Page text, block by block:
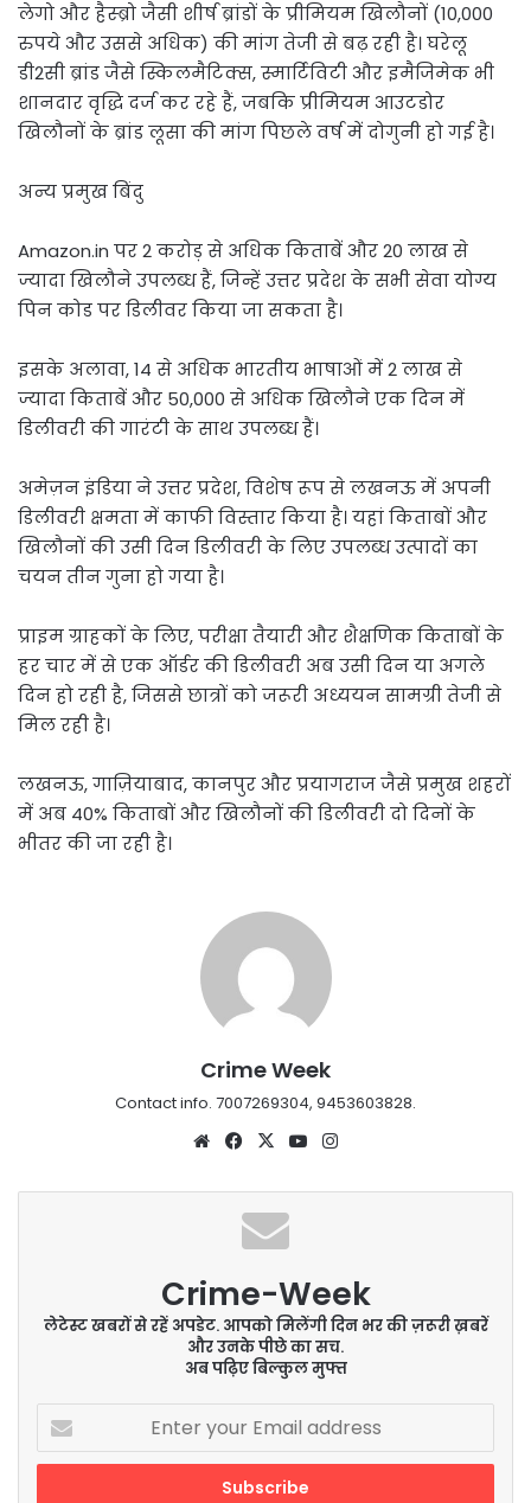
लेगो और हैस्ब्रो जैसी शीर्ष ब्रांडों के प्रीमियम खिलौनों (10,000
रुपये और उससे अधिक) की मांग तेजी से बढ़ रही है। घरेलू
डी2सी ब्रांड जैसे स्किलमैटिक्स, स्मार्टिविटी और इमैजिमेक भी
शानदार वृद्धि दर्ज कर रहे हैं, जबकि प्रीमियम आउटडोर
खिलौनों के ब्रांड लूसा की मांग पिछले वर्ष में दोगुनी हो गई है।
अन्य प्रमुख बिंदु
Amazon.in पर 2 करोड़ से अधिक किताबें और 20 लाख से
ज्यादा खिलौने उपलब्ध हैं, जिन्हें उत्तर प्रदेश के सभी सेवा योग्य
पिन कोड पर डिलीवर किया जा सकता है।
इसके अलावा, 14 से अधिक भारतीय भाषाओं में 2 लाख से
ज्यादा किताबें और 50,000 से अधिक खिलौने एक दिन में
डिलीवरी की गारंटी के साथ उपलब्ध हैं।
अमेज़न इंडिया ने उत्तर प्रदेश, विशेष रूप से लखनऊ में अपनी
डिलीवरी क्षमता में काफी विस्तार किया है। यहां किताबों और
खिलौनों की उसी दिन डिलीवरी के लिए उपलब्ध उत्पादों का
चयन तीन गुना हो गया है।
प्राइम ग्राहकों के लिए, परीक्षा तैयारी और शैक्षणिक किताबों के
हर चार में से एक ऑर्डर की डिलीवरी अब उसी दिन या अगले
दिन हो रही है, जिससे छात्रों को जरूरी अध्ययन सामग्री तेजी से
मिल रही है।
लखनऊ, गाज़ियाबाद, कानपुर और प्रयागराज जैसे प्रमुख शहरों
में अब 40% किताबों और खिलौनों की डिलीवरी दो दिनों के
भीतर की जा रही है।
Crime Week
Contact info. 7007269304, 9453603828.
WebsiteFacebook
X YouTube
Crime-Week
लेटेस्ट खबरों से रहें अपडेट. आपको मिलेंगी दिन भर की ज़रूरी ख़बरें
और उनके पीछे का सच.
अब पढ़िए बिल्कुल मुफ्त
Enter
your
Email